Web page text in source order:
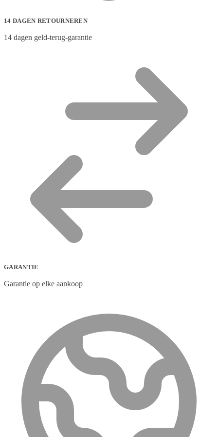
14 DAGEN RETOURNEREN
14 dagen geld-terug-garantie
GARANTIE
Garantie op elke aankoop